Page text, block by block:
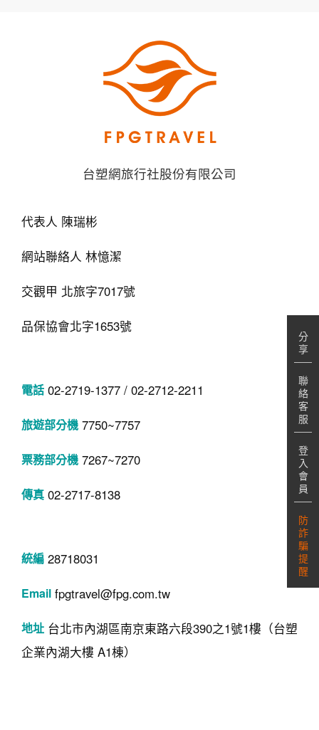
台塑網旅行社股份有限公司
代表人 陳瑞彬
網站聯絡人 林憶潔
交觀甲 北旅字7017號
品保協會北字1653號
02-2719-1377 / 02-2712-2211
7750~7757
7267~7270
02-2717-8138
28718031
fpgtravel@fpg.com.tw
台北市內湖區南京東路六段390之1號1樓（台塑
企業內湖大樓 A1棟）
分
享
聯
絡
客
服
登
入
會
員
防
詐
騙
提
醒